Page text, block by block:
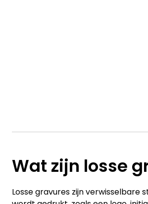
Wat zijn losse
Losse gravures zijn verwisselbare